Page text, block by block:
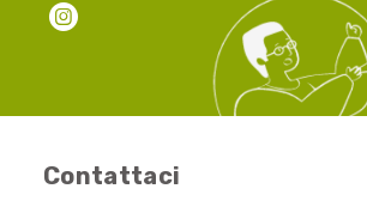
Contattaci